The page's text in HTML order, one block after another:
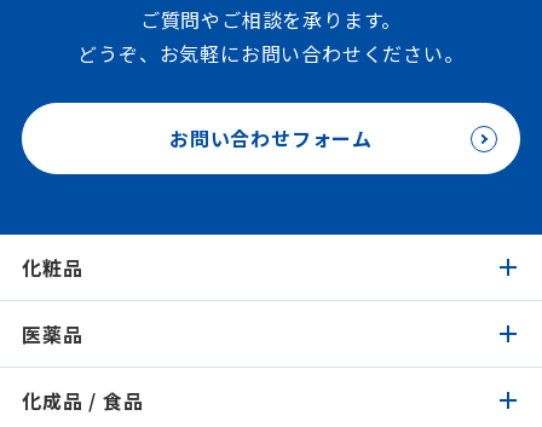
ご質問やご相談を承ります。
どうぞ、お気軽にお問い合わせください。
お問い合わせフォーム
化粧品
化粧品トップ
製品検索
医薬品
医薬品トップ
化成品 / 食品